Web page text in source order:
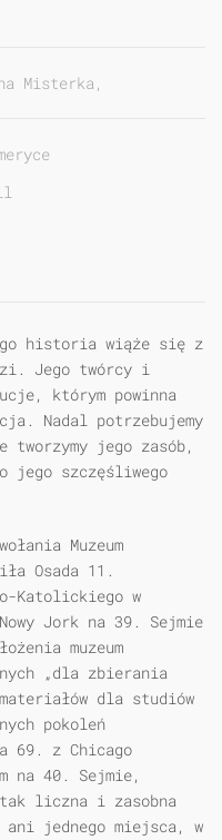
historia wiąże się z
Jego twórcy i
którym powinna
Nadal potrzebujemy
jego zasób,
jego szczęśliwego
Muzeum
Osada 11.
Katolickiego w
Jork na 39. Sejmie
muzeum
„dla zbierania
dla studiów
pokoleń
69. z Chicago
na 40. Sejmie,
liczna i zasobna
jednego miejsca, w
Misterka, Violetta